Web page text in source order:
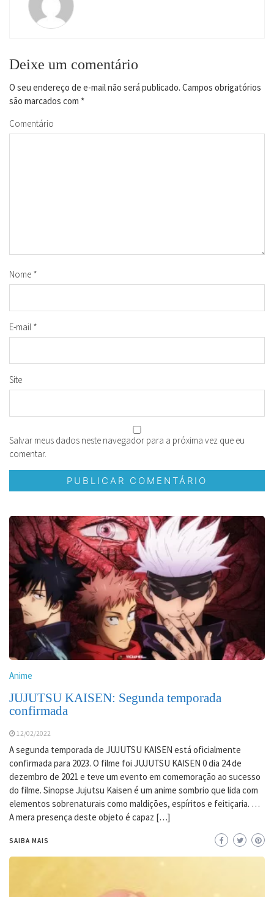
Deixe um comentário
O seu endereço de e-mail não será publicado. Campos obrigatórios
são marcados com *
Comentário
Nome *
E-mail *
Site
Salvar meus dados neste navegador para a próxima vez que eu
comentar.
Anime
JUJUTSU KAISEN: Segunda temporada
confirmada
12/02/2022
A segunda temporada de JUJUTSU KAISEN está oficialmente
confirmada para 2023. O filme foi JUJUTSU KAISEN 0 dia 24 de
dezembro de 2021 e teve um evento em comemoração ao sucesso
do filme. Sinopse Jujutsu Kaisen é um anime sombrio que lida com
elementos sobrenaturais como maldições, espíritos e feitiçaria. …
A mera presença deste objeto é capaz […]
SAIBA MAIS